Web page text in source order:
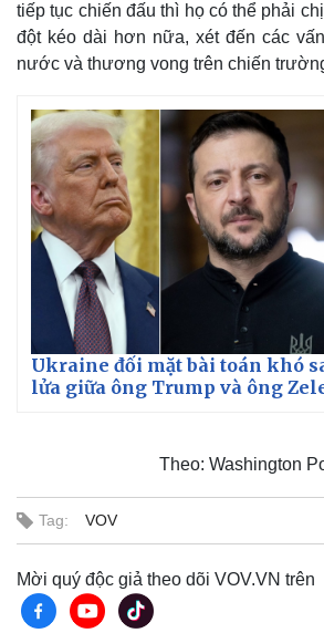
Thể thao
Bóng đá
Lịch thi đấu bóng đá
Thế giới thể thao
eSports
Hậu trường
Ô tô - Xe
Ô tô
tiếp tục chiến đấu thì họ có thể phải
đột kéo dài hơn nữa, xét đến các
nước và thương vong trên chiến
Ukraine đối mặt bài toán khó
lửa giữa ông Trump và ông
Theo: Washington
Tag: VOV
Mời quý độc giả theo dõi VOV.VN trên